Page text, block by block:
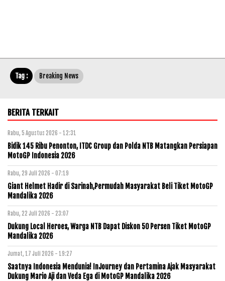
Tag : Breaking News
BERITA TERKAIT
Rabu, 5 Agustus 2026 - 12:31
Bidik 145 Ribu Penonton, ITDC Group dan Polda NTB Matangkan Persiapan
MotoGP Indonesia 2026
Rabu, 29 Juli 2026 - 07:19
Giant Helmet Hadir di Sarinah,Permudah Masyarakat Beli Tiket MotoGP
Mandalika 2026
Rabu, 22 Juli 2026 - 23:07
Dukung Local Heroes, Warga NTB Dapat Diskon 50 Persen Tiket MotoGP
Mandalika 2026
Jumat, 17 Juli 2026 - 19:27
Saatnya Indonesia Mendunia! InJourney dan Pertamina Ajak Masyarakat
Dukung Mario Aji dan Veda Ega di MotoGP Mandalika 2026